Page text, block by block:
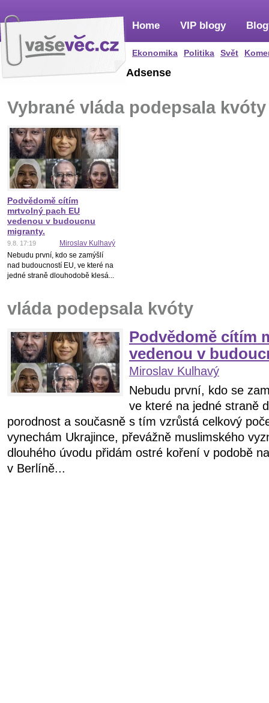
Home
Ekonomika Politika Svět
VIP blogy
Adsense
Vybrané vláda podepsala kvóty
Podvědomě cítím
mrtvolný pach EU
vedenou v budoucnu
migranty.
9.8. 17:19
Miroslav Kulhavý
Nebudu první, kdo se zamýšlí
nad budoucností EU, ve které na
jedné straně dlouhodobě klesá...
vláda podepsala kvóty
Podvědomě cítím
vedenou v
Miroslav Kulhavý
Nebudu první, kdo se
ve které na jedné straně
porodnost a současně s tím vzrůstá celkový
vynechám Ukrajince, převážně muslimského
dlouhého úvodu přidám ostré koření v podobě
v Berlíně...